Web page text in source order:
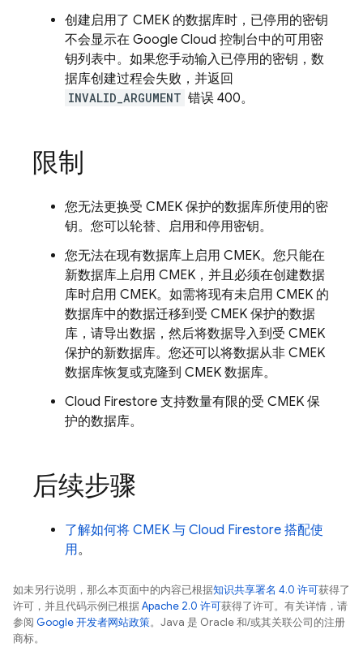
创建启用了 CMEK 的数据库时，已停用的密钥
不会显示在 Google Cloud 控制台中的可用密
钥列表中。如果您手动输入已停用的密钥，数
据库创建过程会失败，并返回
INVALID_ARGUMENT 错误 400。
限制
您无法更换受 CMEK 保护的数据库所使用的密
钥。您可以轮替、启用和停用密钥。
您无法在现有数据库上启用 CMEK。您只能在
新数据库上启用 CMEK，并且必须在创建数据
库时启用 CMEK。如需将现有未启用 CMEK 的
数据库中的数据迁移到受 CMEK 保护的数据
库，请导出数据，然后将数据导入到受 CMEK
保护的新数据库。您还可以将数据从非 CMEK
数据库恢复或克隆到 CMEK 数据库。
Cloud Firestore 支持数量有限的受 CMEK 保
护的数据库。
后续步骤
了解如何将 CMEK 与 Cloud Firestore 搭配使
用。
如未另行说明，那么本页面中的内容已根据知识共享署名 4.0 许可获得了
许可，并且代码示例已根据Apache 2.0 许可获得了许可。有关详情，请
参阅 Google 开发者网站政策。Java 是 Oracle 和/或其关联公司的注册
商标。